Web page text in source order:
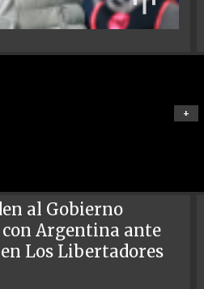
+
al Gobierno
Argentina ante
Los Libertadores